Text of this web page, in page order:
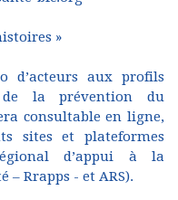
»
d’acteurs aux profils
de la prévention du
consultable en ligne,
sites et plateformes
d’appui à la
Rrapps - et ARS).